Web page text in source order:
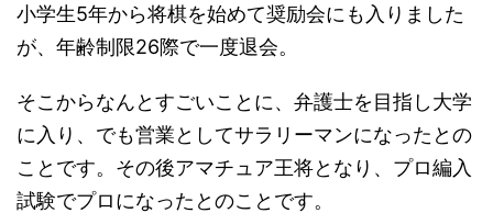
小学生5年から将棋を始めて奨励会にも入りました
が、年齢制限26際で一度退会。
そこからなんとすごいことに、弁護士を目指し大学
に入り、でも営業としてサラリーマンになったとの
ことです。その後アマチュア王将となり、プロ編入
試験でプロになったとのことです。